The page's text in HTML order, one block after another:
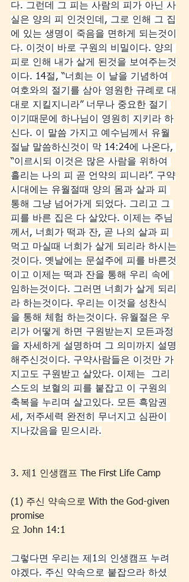
다. 그런데 그 피는 사람의 피가 아닌 사
실은 양의 피 인것인데, 그로 인해 그 집
에 있는 생명이 죽음을 면하게 되는것이
다. 이것이 바로 구원의 비밀이다. 양의
피로 인해 내가 살게 된것을 보여주는것
이다. 14절, “너희는 이 날을 기념하여
여호와의 절기를 삼아 영원한 규례로 대
대로 지킬지니라” 너무나 중요한 절기
이기때문에 하나님이 영원히 지키라 하
신다. 이 말씀 가지고 예수님께서 유월
절날 말씀하신것이 막 14:24에 나온다,
“이르시되 이것은 많은 사람을 위하여
흘리는 나의 피 곧 언약의 피니라”. 구약
시대에는 유월절때 양의 몸과 살과 피
통해 그냥 넘어가게 되었다. 그리고 그
피를 바른 집은 다 살았다. 이제는 주님
께서, 너희가 떡과 잔, 곧 나의 살과 피
먹고 마실때 너희가 살게 되리라 하시는
것이다. 옛날에는 문설주에 피를 바른것
이고 이제는 떡과 잔을 통해 우리 속에
임하는것이다. 그러면 너희가 살게 되리
라 하는것이다. 우리는 이것을 성찬식
을 통해 체험 하는것이다. 유월절은 우
리가 어떻게 하면 구원받는지 모든과정
을 자세하게 설명하며 그 의미까지 설명
해주신것이다. 구약사람들은 이것만 가
지고도 구원받고 살았다. 이제는  그리
스도의 보혈의 피를 붙잡고 이 구원의
축복을 누리며 살고있다. 모든 흑암권
세, 저주세력 완전히 무너지고 심판이
지나갔음을 믿으시라.
3. 제1 인생캠프 The First Life Camp
(1) 주신 약속으로 With the God-given
promise
요 John 14:1
그렇다면 우리는 제1의 인생캠프 누려
야겠다. 주신 약속으로 붙잡으라 하셨